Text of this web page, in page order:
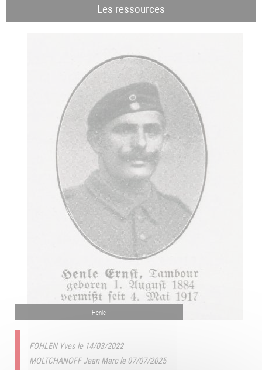
Les ressources
Henle
FOHLEN Yves le 14/03/2022
MOLTCHANOFF Jean Marc le 07/07/2025